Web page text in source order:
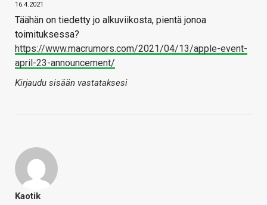
16.4.2021
Täähän on tiedetty jo alkuviikosta, pientä jonoa
toimituksessa?
https://www.macrumors.com/2021/04/13/apple-event-
april-23-announcement/
Kirjaudu sisään vastataksesi
Kaotik